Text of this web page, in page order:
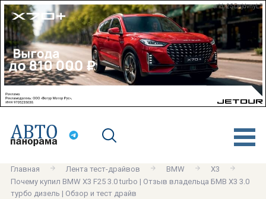
erid: 2SDnjdvnyL7
Главная Лента тест-драйвов BMW
X3
Почему купил BMW X3 F25 3.0 turbo | Отзыв владельца БМВ Х3 3.0
турбо дизель | Обзор и тест драйв